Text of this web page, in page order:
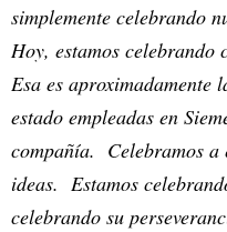
simplemente celebrando
Hoy, estamos celebrando
Esa es aproximadamente
estado empleadas en
compañía. Celebramos a
ideas. Estamos
celebrando su